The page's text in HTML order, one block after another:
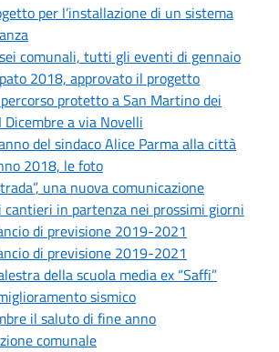
per l’installazione di un sistema
comunali, tutti gli eventi di gennaio
2018, approvato il progetto
protetto a San Martino dei
a via Novelli
del sindaco Alice Parma alla città
2018, le foto
una nuova comunicazione
in partenza nei prossimi giorni
di previsione 2019-2021
di previsione 2019-2021
della scuola media ex “Saffi”
sismico
il saluto di fine anno
comunale